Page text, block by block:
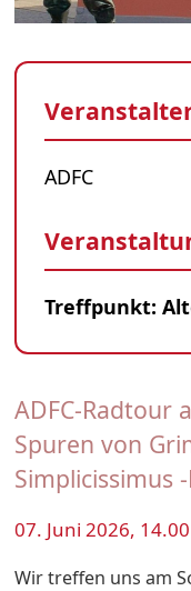
ADFC-Radtour
Spuren von
Simplicissimus
07. Juni 2026,
Wir treffen uns am
ADFC
Treffpunkt: